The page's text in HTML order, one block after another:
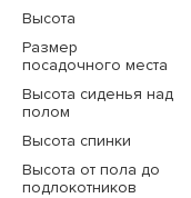
Высота
Размер
посадочного места
Высота сиденья над
полом
Высота спинки
Высота от пола до
подлокотников